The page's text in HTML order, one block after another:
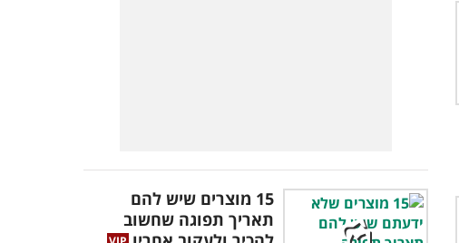
15 מוצרים שיש להם
תאריך תפוגה שחשוב